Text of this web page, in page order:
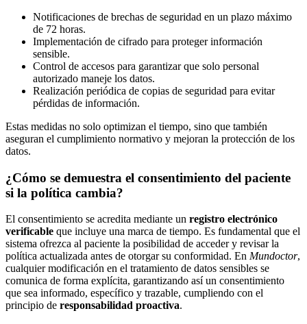
Notificaciones de brechas de seguridad en un plazo máximo
de 72 horas.
Implementación de cifrado para proteger información
sensible.
Control de accesos para garantizar que solo personal
autorizado maneje los datos.
Realización periódica de copias de seguridad para evitar
pérdidas de información.
Estas medidas no solo optimizan el tiempo, sino que también
aseguran el cumplimiento normativo y mejoran la protección de los
datos.
¿Cómo se demuestra el consentimiento del paciente
si la política cambia?
El consentimiento se acredita mediante un registro electrónico
verificable que incluye una marca de tiempo. Es fundamental que el
sistema ofrezca al paciente la posibilidad de acceder y revisar la
política actualizada antes de otorgar su conformidad. En Mundoctor,
cualquier modificación en el tratamiento de datos sensibles se
comunica de forma explícita, garantizando así un consentimiento
que sea informado, específico y trazable, cumpliendo con el
principio de responsabilidad proactiva.